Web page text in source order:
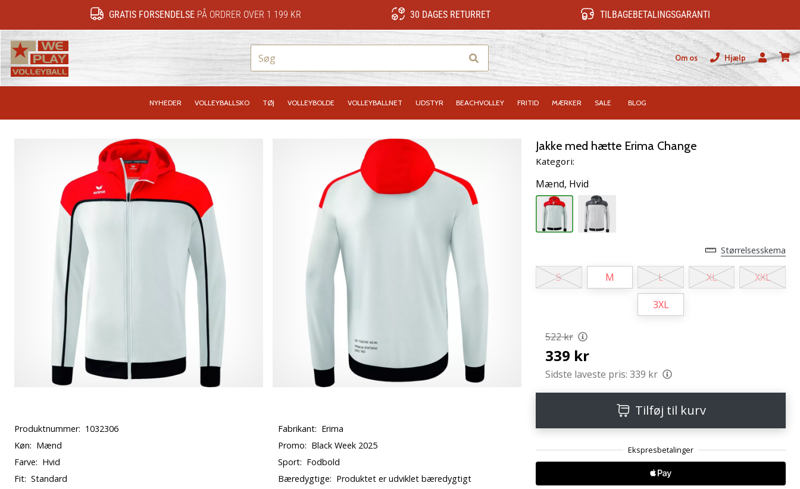
GRATIS FORSENDELSE PÅ ORDRER OVER 1 199 KR 30 DAGES RETURRET TILBAGEBETALINGSGARANTI
Om os
Hjælp
Bruger
NYHEDER VOLLEYBALLSKO TØJ VOLLEYBOLDE VOLLEYBALLNET UDSTYR BEACHVOLLEY FRITID MÆRKER SALE BLOG
Jakke med hætte Erima Change
Kategori:
Mænd, Hvid
Størrelsesskema
S M L XL XXL
3XL
522 kr
339 kr
Sidste laveste pris: 339 kr
Tilføj til kurv
Produktnummer: 1032306 Fabrikant: Erima
Køn: Mænd Promo: Black Week 2025
Farve: Hvid Sport: Fodbold
Fit: Standard Bæredygtige: Produktet er udviklet bæredygtigt